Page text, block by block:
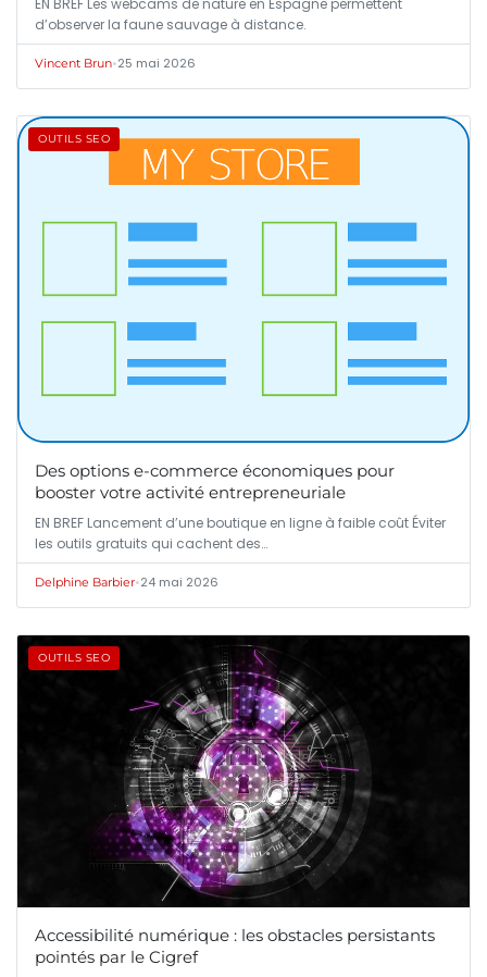
d’observer la faune sauvage à distance.
Vincent Brun•25 mai 2026
OUTILS SEO
Des options e-commerce économiques pour
booster votre activité entrepreneuriale
EN BREF Lancement d’une boutique en ligne à faible coût Éviter
les outils gratuits qui cachent des…
Delphine Barbier•24 mai 2026
OUTILS SEO
Accessibilité numérique : les obstacles persistants
pointés par le Cigref